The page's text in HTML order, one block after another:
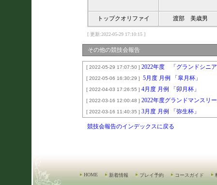
トップクオリファイ 渡部 美歳男
[ 更新:2022-05-29 17:10:15 ]
その他の競技会報告
[ 2022-05-29 17:07:50 ] 2022年度 「グランドシニ
[ 2022-05-06 16:30:29 ] 5月度 月例 「皐月杯」
[ 2022-04-03 17:26:55 ] 4月度 月例 「卯月杯」
[ 2022-03-16 12:00:48 ] 2022年度グランドマンスリ
[ 2022-03-16 11:40:35 ] 3月度 月例 「弥生杯」
競技会報告のインデックスに戻る
HOME 新着情報 プレイ予約 コースガイド